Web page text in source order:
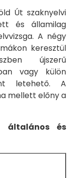
Út szaknyelvi
és államilag
A négy
keresztül
újszerű
vagy külön
letehető. A
mellett előny a
általános és